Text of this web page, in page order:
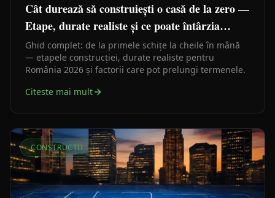
Cât durează să construiești o casă de la zero —
Etape, durate realiste și ce poate întârzia
lucrările
Ghid complet: de la primele schițe la cheile în mână
— etapele construcției, durate realiste pentru
România 2026 și factorii care pot prelungi termenele.
Citeste mai mult
CONSTRUCȚII